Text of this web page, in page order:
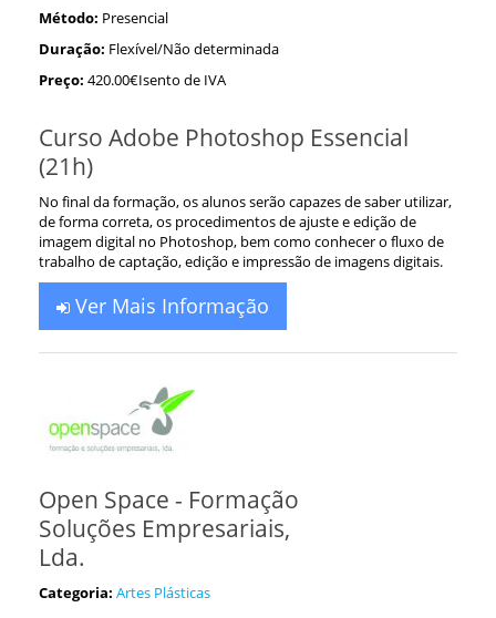
Método: Presencial
Duração: Flexível/Não determinada
Preço: 420.00€Isento de IVA
Curso Adobe Photoshop Essencial
(21h)
No final da formação, os alunos serão capazes de saber utilizar,
de forma correta, os procedimentos de ajuste e edição de
imagem digital no Photoshop, bem como conhecer o fluxo de
trabalho de captação, edição e impressão de imagens digitais.
Ver Mais Informação
Open Space - Formação
Soluções Empresariais,
Lda.
Categoria: Artes Plásticas